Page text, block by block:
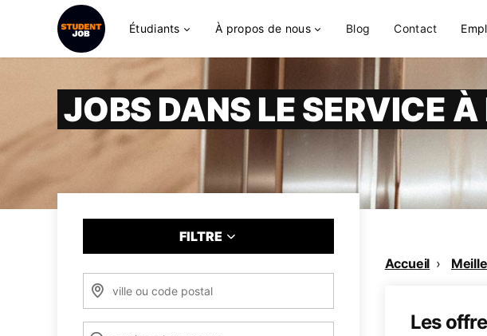
Étudiants À propos de nous Blog Contact
JOBS DANS LE SERVICE
FILTRE
Accueil
Les